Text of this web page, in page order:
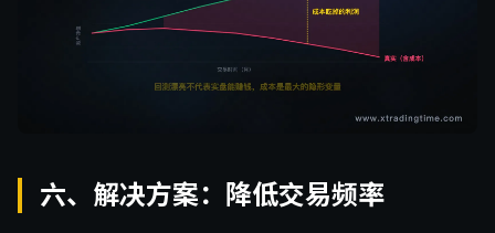
六、解决方案：降低交易频率